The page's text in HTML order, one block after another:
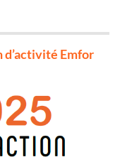
d’activité Emfor